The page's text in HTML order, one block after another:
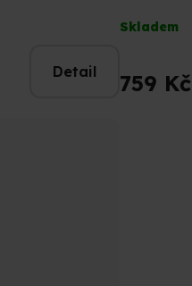
Detail
hodnocení
je
5,0
Skladem
759 Kč